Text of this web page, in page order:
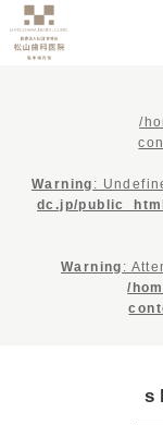
/
Warning :
dc.jp/
Warning :
/